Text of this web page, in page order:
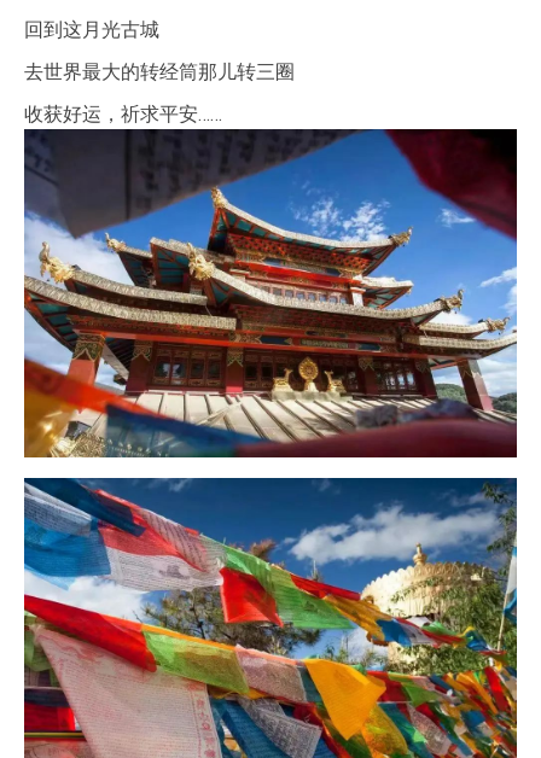
回到这月光古城
去世界最大的转经筒那儿转三圈
收获好运，祈求平安……